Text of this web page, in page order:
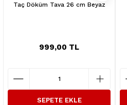
Taç Döküm Tava 26 cm Beyaz
999,00 TL
SEPETE EKLE